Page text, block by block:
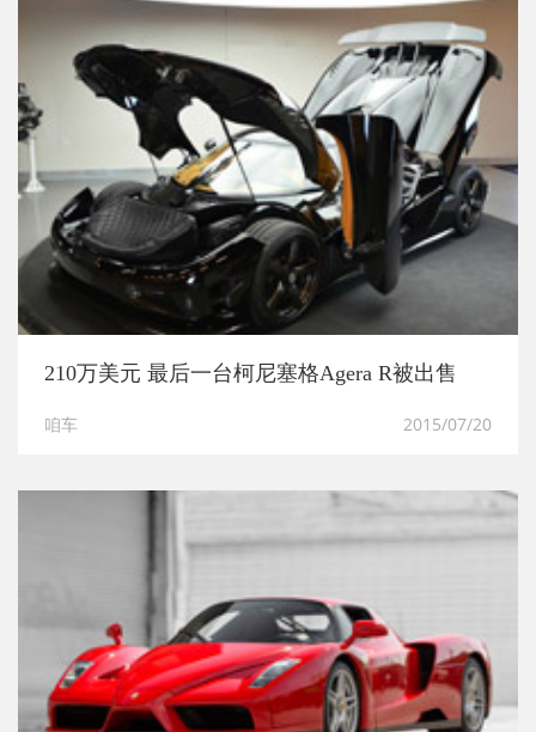
210万美元 最后一台柯尼塞格Agera R被出售
咱车 2015/07/20